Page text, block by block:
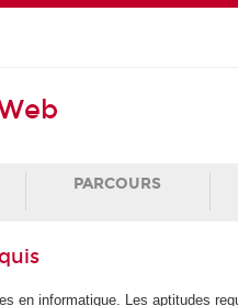
PARCOURS
en informatique. Les aptitudes